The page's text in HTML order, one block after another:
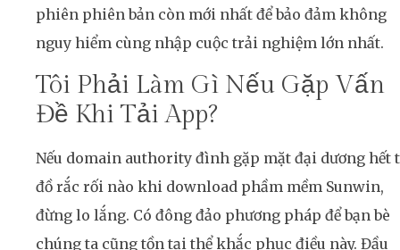
phiên phiên bản còn mới nhất để bảo đảm không
nguy hiểm cùng nhập cuộc trải nghiệm lớn nhất.
Tôi Phải Làm Gì Nếu Gặp Vấn
Đề Khi Tải App?
Nếu domain authority đình gặp mặt đại dương hết
đồ rắc rối nào khi download phầm mềm Sunwin,
đừng lo lắng. Có đông đảo phương pháp để bạn bè
chúng ta cũng tồn tại thể khắc phục điều này. Đầu